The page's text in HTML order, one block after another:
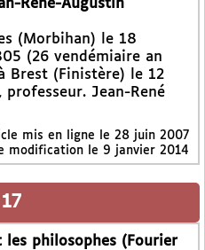
René-Augustin
(Morbihan) le 18
(26 vendémiaire an
Brest (Finistère) le 12
professeur. Jean-René
mis en ligne le 28 juin 2007
modification le 9 janvier 2014
les philosophes (Fourier